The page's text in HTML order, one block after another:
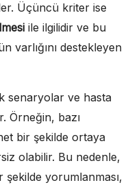
Üçüncü kriter ise
ile ilgilidir ve bu
varlığını destekleyen
senaryolar ve hasta
Örneğin, bazı
bir şekilde ortaya
olabilir. Bu nedenle,
yorumlanması,